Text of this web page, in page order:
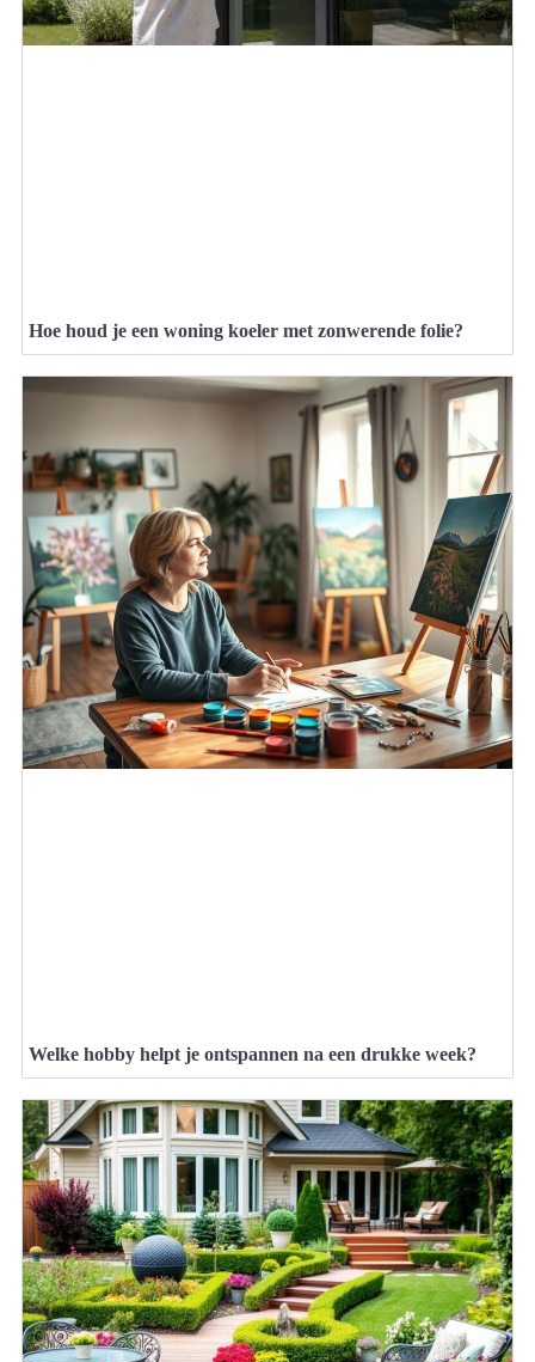
Hoe houd je een woning koeler met zonwerende folie?
Welke hobby helpt je ontspannen na een drukke week?